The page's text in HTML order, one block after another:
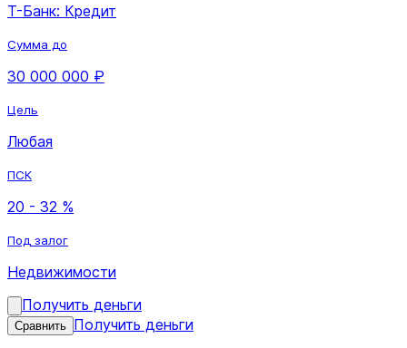
Т-Банк: Кредит
Сумма до
30 000 000 ₽
Цель
Любая
ПСК
20 - 32 %
Под залог
Недвижимости
Получить деньги
Сравнить Получить деньги